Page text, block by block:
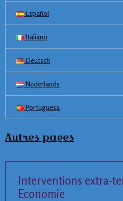
Español
Italiano
Deutsch
Nederlands
Portuguesa
Autres pages
Interventions extra-
Economie